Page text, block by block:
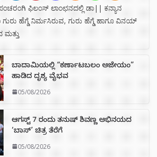
ಫಿಲಂಸ್ ಲಾಂಛನದಲ್ಲಿ ಡಾ|| ಕನ್ಯಾನ
ಗುರು ಹೆಗ್ಡೆ ನಿರ್ಮಸಿರುವ, ಗುರು ಹೆಗ್ಡೆ ಹಾಗೂ ವಿನಯ್
ಬಾದಾಮಿಯಲ್ಲಿ “ಕರ್ಣಾಟಬಲಂ ಅಜೇಯಂ”
ಹಾಡಿದ ದೃಶ್ಯ ವೈಭವ
05/08/2026
ಆಗಸ್ಟ್ 7 ರಂದು ತನುಷ್ ಶಿವಣ್ಣ ಅಭಿನಯದ
‘ಬಾಸ್’ ಚಿತ್ರ ತೆರೆಗೆ
05/08/2026